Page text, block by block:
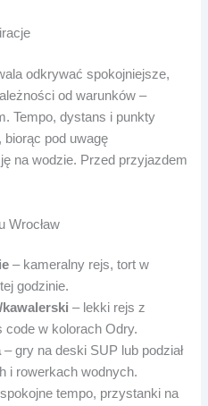
odkrywać spokojniejsze,
od warunków –
Tempo, dystans i punkty
pod uwagę
na wodzie. Przed przyjazdem
Wrocław
– kameralny rejs, tort w
godzinie.
– lekki rejs z
code w kolorach Odry.
– gry na deski SUP lub podział
i rowerkach wodnych.
tempo, przystanki na